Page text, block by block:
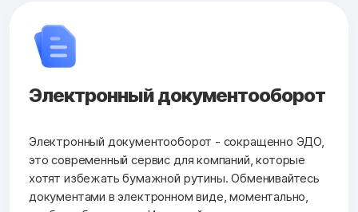
Электронный документооборот
Электронный документооборот - сокращенно ЭДО,
это современный сервис для компаний, которые
хотят избежать бумажной рутины. Обменивайтесь
документами в электронном виде, моментально,